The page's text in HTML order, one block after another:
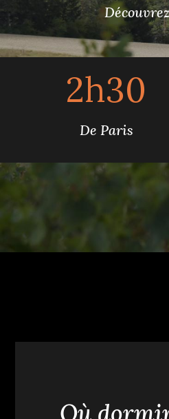
2h30
De Paris